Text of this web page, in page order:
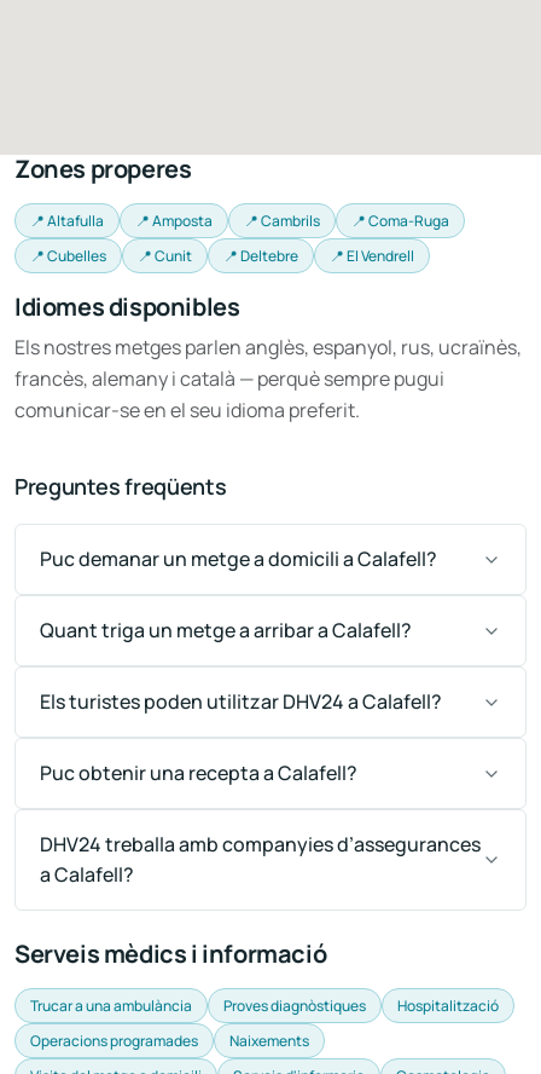
Zones properes
📍 Altafulla 📍 Amposta 📍 Cambrils
📍 Coma-Ruga
📍 Cubelles
📍 Cunit 📍 Deltebre 📍 El Vendrell
Idiomes disponibles
Els nostres metges parlen anglès, espanyol, rus, ucraïnès,
francès, alemany i català — perquè sempre pugui
comunicar-se en el seu idioma preferit.
Preguntes freqüents
Puc demanar un metge a domicili a Calafell?
Quant triga un metge a arribar a Calafell?
Els turistes poden utilitzar DHV24 a Calafell?
Puc obtenir una recepta a Calafell?
DHV24 treballa amb companyies d’assegurances
a Calafell?
Serveis mèdics i informació
Trucar a una ambulància Proves diagnòstiques
Hospitalització
Operacions programades
Naixements